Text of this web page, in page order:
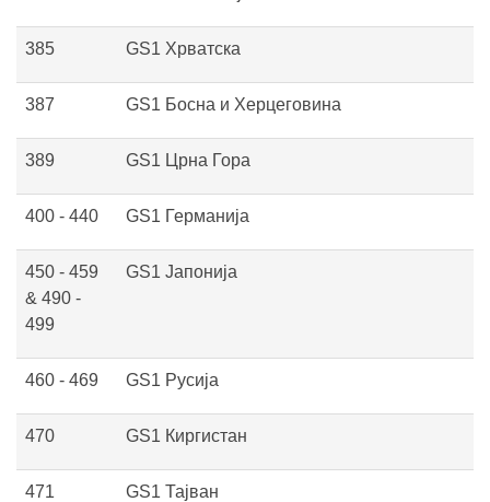
385 GS1 Хрватска
387 GS1 Босна и Херцеговина
389 GS1 Црна Гора
400 - 440 GS1 Германија
450 - 459
& 490 -
499
GS1 Јапонија
460 - 469 GS1 Русија
470 GS1 Киргистан
471 GS1 Тајван